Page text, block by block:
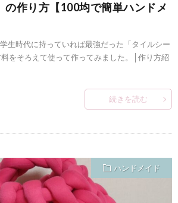
の作り方【100均で簡単ハンドメ
生時代に持っていれば最強だった「タイルシー
をそろえて使って作ってみました。│作り方紹
続きを読む
ハンドメイド